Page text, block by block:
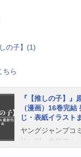
の子】(1)
ちら
『【推しの子】』
（漫画）16巻完
じ・表紙イラスト
ヤングジャンプコ
社）刊、赤坂アカ